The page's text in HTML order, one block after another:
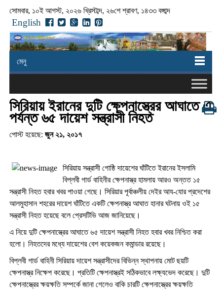
সোমবার, ১০ই আগস্ট, ২০২৬ খ্রিস্টাব্দ, ২৬শে শ্রাবণ, ১৪৩৩ বঙ্গাব্দ
English
মেনু
সিরিয়ায় ইরানের দুটি ক্ষেপনাস্ত্রের আঘাতে এ
পর্যন্ত ৬৫ দায়েশ সন্ত্রাসী নিহত
পোস্ট হয়েছে: জুন ২১, ২০১৭
সিরিয়ায় সন্ত্রাসী গোষ্ঠি দায়েশের ঘাঁটিতে ইরানের ইসলামি
বিপ্লবী গার্ড বাহিনীর ক্ষেপনাস্ত্র হামলায় আরও অন্তত ১৫
সন্ত্রাসী নিহত হবার খবর পাওয়া গেছে। সিরিয়ার পূর্বাঞ্চলীয় দেইর আয-যোর প্রদেশের
আলমুহাসান শহরের দায়েশ ঘাঁটিতে একটি ক্ষেপনাস্ত্র আঘাত হানার ঘটনায় ওই ১৫
সন্ত্রাসী নিহত হয়েছে বলে প্রেসটিভি আজ জানিয়েছে।
এ নিয়ে দুটি ক্ষেপনাস্ত্রের আঘাতে ৬৫ দায়েশ সন্ত্রাসী নিহত হবার খবর নিশ্চিত করা
হলো। নিহতদের মধ্যে দায়েশের বেশ কয়েকজন কমান্ডার রয়েছে।
বিপ্লবী গার্ড বাহিনী সিরিয়ায় দায়েশ সন্ত্রাসীদের বিভিন্ন স্থাপনায় মোট ছয়টি
ক্ষেপনাস্ত্র নিক্ষেপ করেছে। প্রতিটি ক্ষেপনাস্ত্রই সঠিকভাবে লক্ষ্যভেদ করেছে। দুটি
ক্ষেপনাস্ত্রের ক্ষয়ক্ষতি সম্পর্কে জানা গেলেও বাকি চারটি ক্ষেপনাস্ত্রের ক্ষয়ক্ষতি